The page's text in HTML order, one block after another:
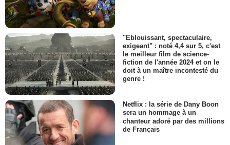
"Eblouissant, spectaculaire,
exigeant" : noté 4,4 sur 5, c'est
le meilleur film de science-
fiction de l'année 2024 et on le
doit à un maître incontesté du
genre !
Netflix : la série de Dany Boon
sera un hommage à un
chanteur adoré par des millions
de Français